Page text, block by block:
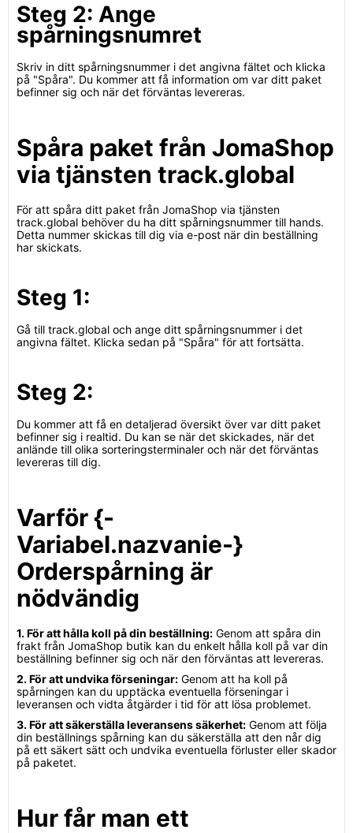
Steg 2: Ange
spårningsnumret
Skriv in ditt spårningsnummer i det angivna fältet och klicka
på "Spåra". Du kommer att få information om var ditt paket
befinner sig och när det förväntas levereras.
Spåra paket från JomaShop
via tjänsten track.global
För att spåra ditt paket från JomaShop via tjänsten
track.global behöver du ha ditt spårningsnummer till hands.
Detta nummer skickas till dig via e-post när din beställning
har skickats.
Steg 1:
Gå till track.global och ange ditt spårningsnummer i det
angivna fältet. Klicka sedan på "Spåra" för att fortsätta.
Steg 2:
Du kommer att få en detaljerad översikt över var ditt paket
befinner sig i realtid. Du kan se när det skickades, när det
anlände till olika sorteringsterminaler och när det förväntas
levereras till dig.
Varför {-
Variabel.nazvanie-}
Orderspårning är
nödvändig
1. För att hålla koll på din beställning: Genom att spåra din
frakt från JomaShop butik kan du enkelt hålla koll på var din
beställning befinner sig och när den förväntas att levereras.
2. För att undvika förseningar: Genom att ha koll på
spårningen kan du upptäcka eventuella förseningar i
leveransen och vidta åtgärder i tid för att lösa problemet.
3. För att säkerställa leveransens säkerhet: Genom att följa
din beställnings spårning kan du säkerställa att den når dig
på ett säkert sätt och undvika eventuella förluster eller skador
på paketet.
Hur får man ett